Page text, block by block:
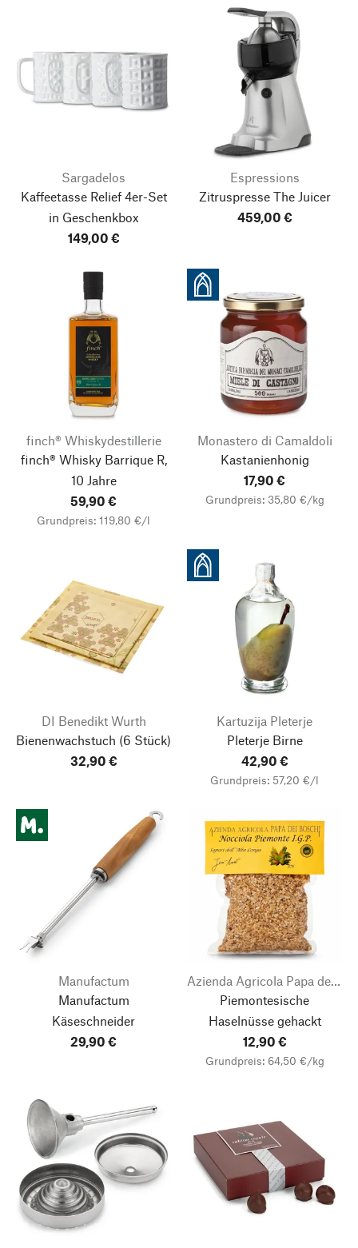
Sargadelos
Kaffeetasse Relief4er-Set
in Geschenkbox
149,00 €
Espressions
Zitruspresse The Juicer
459,00 €
finch® Whiskydestillerie
finch® Whisky Barrique R,
10 Jahre
59,90 €
Grundpreis: 119,80 €/l
Monastero di Camaldoli
Kastanienhonig
17,90 €
Grundpreis: 35,80 €/kg
DI Benedikt Wurth
Bienenwachstuch (6 Stück)
32,90 €
Kartuzija Pleterje
Pleterje Birne
42,90 €
Grundpreis: 57,20 €/l
Manufactum
Manufactum
Käseschneider
29,90 €
Azienda Agricola Papa dei Boschi
Piemontesische
Haselnüsse gehackt
12,90 €
Grundpreis: 64,50 €/kg